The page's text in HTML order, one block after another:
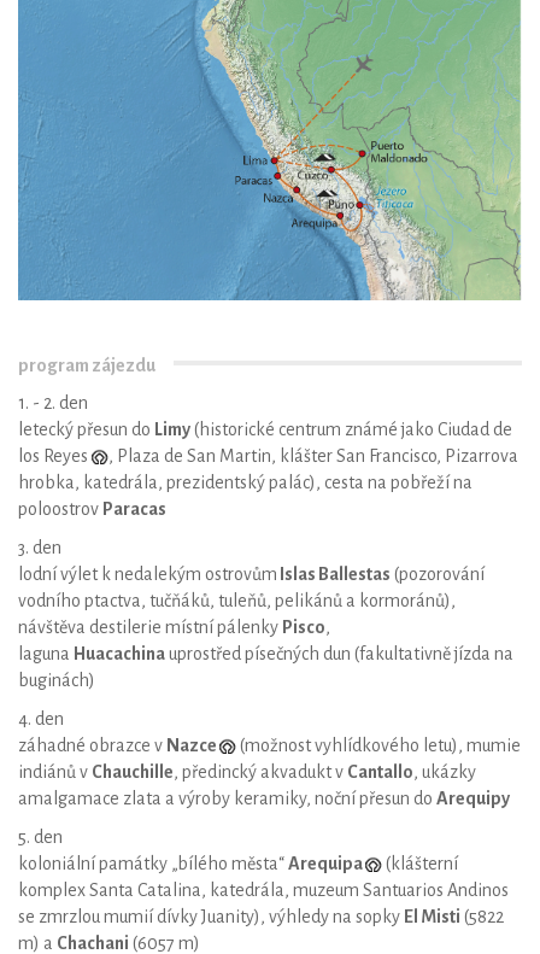
program zájezdu
1. - 2. den
letecký přesun do Limy(historické centrum známé jako Ciudad de
los Reyes
, Plaza de San Martin, klášter San Francisco, Pizarrova
hrobka, katedrála, prezidentský palác), cesta na pobřeží na
poloostrov Paracas
3. den
lodní výlet k nedalekým ostrovům Islas Ballestas (pozorování
vodního ptactva, tučňáků, tuleňů, pelikánů a kormoránů),
návštěva destilerie místní pálenky Pisco,
laguna Huacachinauprostřed písečných dun (fakultativně jízda na
buginách)
4. den
záhadné obrazce v Nazce
(možnost vyhlídkového letu), mumie
indiánů v Chauchille, předincký akvadukt v Cantallo, ukázky
amalgamace zlata a výroby keramiky, noční přesun do Arequipy
5. den
koloniální památky „bílého města“Arequipa
(klášterní
komplex Santa Catalina, katedrála, muzeum Santuarios Andinos
se zmrzlou mumií dívky Juanity), výhledy na sopky El Misti (5822
m) a Chachani (6057 m)